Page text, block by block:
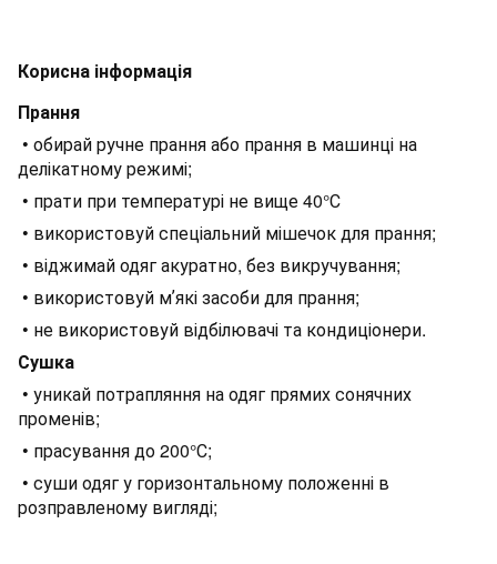
Корисна інформація
Прання
• обирай ручне прання або прання в машинці на
делікатному режимі;
• прати при температурі не вище 40°С
• використовуй спеціальний мішечок для прання;
• віджимай одяг акуратно, без викручування;
• використовуй мʼякі засоби для прання;
• не використовуй відбілювачі та кондиціонери.
Сушка
• уникай потрапляння на одяг прямих сонячних
променів;
• прасування до 200°С;
• суши одяг у горизонтальному положенні в
розправленому вигляді;